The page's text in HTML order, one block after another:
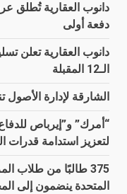
دانوب العقارية تُطلق
دفعة أولى
الـ12 المقبلة
الشارقة لإدارة الأصول
“أمرك” و”إيرباص
لتعزيز استدامة قدرات
375 طالبًا من طلاب
المتحدة ينضمون إلى